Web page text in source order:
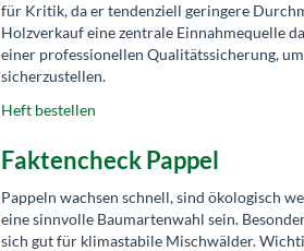
für Kritik, da er tendenziell geringere
Holzverkauf eine zentrale Einnahmequelle
einer professionellen Qualitätssicherung,
sicherzustellen.
Heft bestellen
Faktencheck Pappel
Pappeln wachsen schnell, sind ökologisch
eine sinnvolle Baumartenwahl sein.
sich gut für klimastabile Mischwälder.